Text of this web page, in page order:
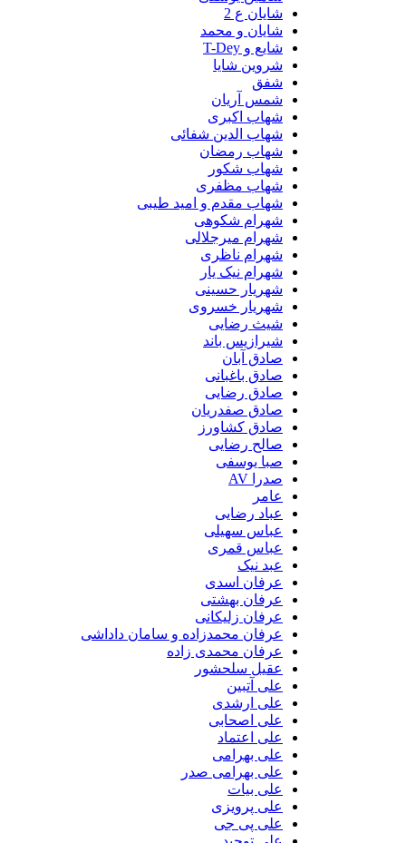
شایان ع 2
شایان و محمد
شایع و T-Dey
شروین شایا
شفق
شمس آریان
شهاب اکبری
شهاب الدین شفائی
شهاب رمضان
شهاب شکور
شهاب مظفری
شهاب مقدم و امید طیبی
شهرام شکوهی
شهرام میرجلالی
شهرام ناظری
شهرام نیک یار
شهریار حسینی
شهریار خسروی
شیث رضایی
شیرازیس باند
صادق آبان
صادق باغبانی
صادق رضایی
صادق صفدریان
صادق کشاورز
صالح رضایی
صبا یوسفی
صدرا AV
عامر
عباد رضایی
عباس سهیلی
عباس قمری
عبد نیک
عرفان اسدی
عرفان بهشتی
عرفان زلیکانی
عرفان محمدزاده و سامان داداشی
عرفان محمدی زاده
عقیل سلحشور
علی آتبین
علی ارشدی
علی اصحابی
علی اعتماد
علی بهرامی
علی بهرامی صدر
علی بیات
علی پرویزی
علی پی جی